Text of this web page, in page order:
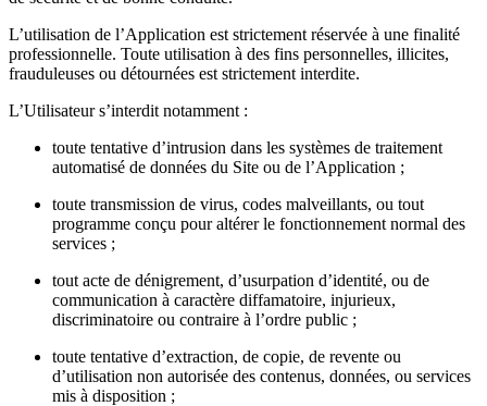
L’utilisation de l’Application est strictement réservée à une finalité
professionnelle. Toute utilisation à des fins personnelles, illicites,
frauduleuses ou détournées est strictement interdite.
L’Utilisateur s’interdit notamment :
toute tentative d’intrusion dans les systèmes de traitement
automatisé de données du Site ou de l’Application ;
toute transmission de virus, codes malveillants, ou tout
programme conçu pour altérer le fonctionnement normal des
services ;
tout acte de dénigrement, d’usurpation d’identité, ou de
communication à caractère diffamatoire, injurieux,
discriminatoire ou contraire à l’ordre public ;
toute tentative d’extraction, de copie, de revente ou
d’utilisation non autorisée des contenus, données, ou services
mis à disposition ;